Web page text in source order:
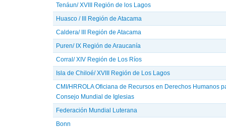
Tenáun/ XVIII Región de los Lagos
Huasco / III Región de Atacama
Caldera/ III Región de Atacama
Puren/ IX Región de Araucanía
Corral/ XIV Región de Los Ríos
Isla de Chiloé/ XVIII Región de Los Lagos
CMI/HRROLA Oficiana de Recursos en Derechos Humanos
Consejo Mundial de Iglesias
Federación Mundial Luterana
Bonn